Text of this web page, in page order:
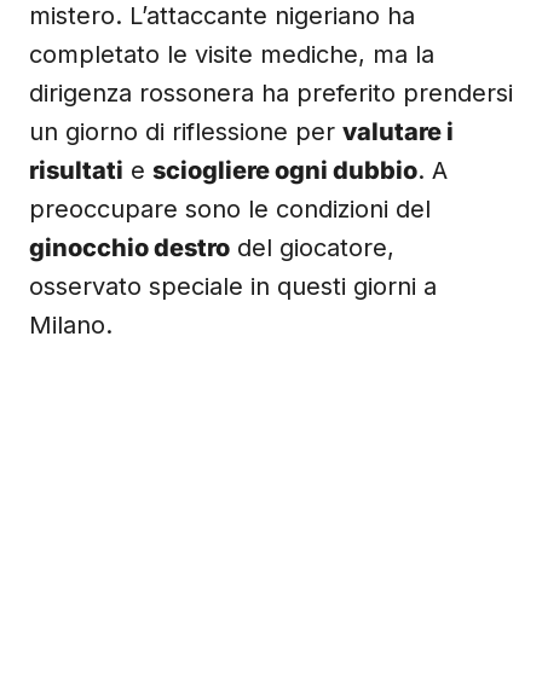
mistero. L’attaccante nigeriano ha
completato le visite mediche, ma la
dirigenza rossonera ha preferito prendersi
un giorno di riflessione per valutare i
risultati e sciogliere ogni dubbio. A
preoccupare sono le condizioni del
ginocchio destro del giocatore,
osservato speciale in questi giorni a
Milano.